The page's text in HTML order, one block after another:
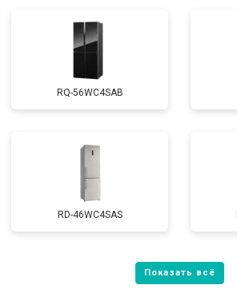
RQ-56WC4SAB
RD-46WC4SAS